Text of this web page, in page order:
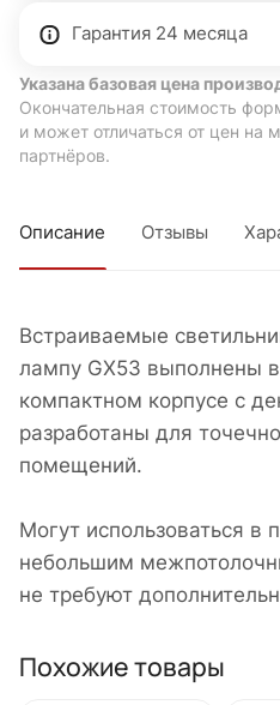
Гарантия 24 месяца
Указана базовая цена
Окончательная стоимость
и может отличаться от цен на
партнёров.
Описание Отзывы
Встраиваемые
лампу GX53 выполнены
компактном корпусе с
разработаны для
помещений.
Могут использоваться в
небольшим
не требуют
Похожие товары